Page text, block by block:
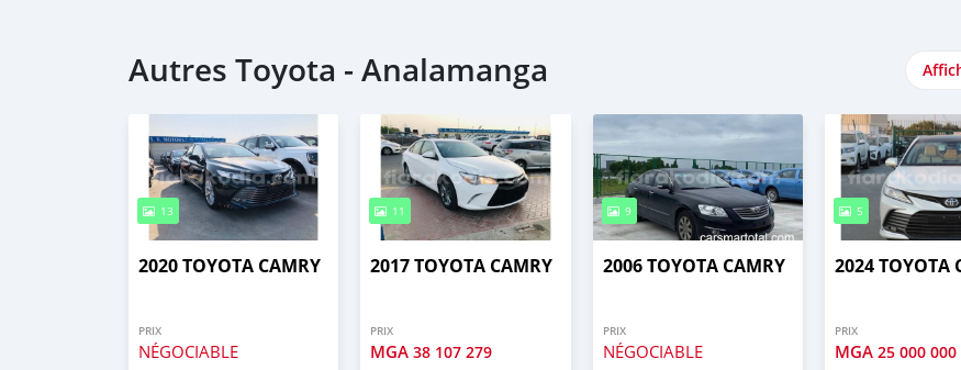
Autres Toyota - Analamanga
13
2020 TOYOTA CAMRY
PRIX
NÉGOCIABLE
11
2017 TOYOTA CAMRY
PRIX
MGA38 107 279
9
2006 TOYOTA CAMRY
PRIX
NÉGOCIABLE
5
2024 TOYOTA
PRIX
MGA 25 000 000